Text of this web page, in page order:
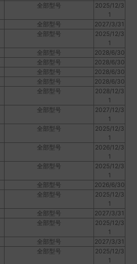
全部型号
2025/12/3
1
全部型号
2027/3/31
全部型号
2025/12/3
1
全部型号
2028/6/30
全部型号
2028/6/30
全部型号
2028/6/30
全部型号
2028/6/30
全部型号
2028/12/3
1
全部型号
2027/12/3
1
全部型号
2025/12/3
1
全部型号
2026/12/3
1
全部型号
2025/12/3
1
全部型号
2026/6/30
全部型号
2025/12/3
1
全部型号
2027/3/31
全部型号
2025/12/3
1
全部型号
2027/3/31
全部型号
2025/12/3
1